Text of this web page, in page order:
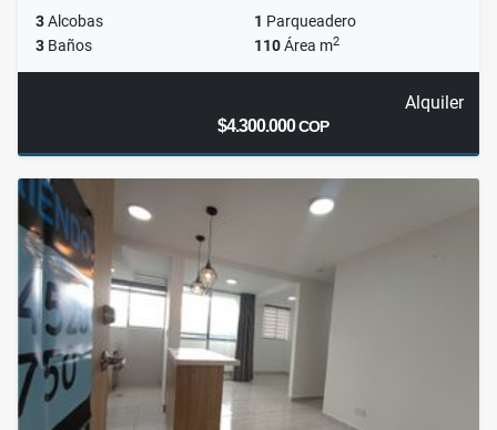
3Alcobas 1 Parqueadero
3 Baños 110Área m2
Alquiler
$4.300.000COP